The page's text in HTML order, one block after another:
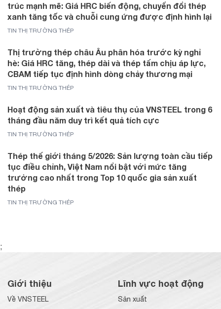
trúc mạnh mẽ: Giá HRC biến động, chuyển đổi thép
xanh tăng tốc và chuỗi cung ứng được định hình lại
TIN THỊ TRƯỜNG THÉP
Thị trường thép châu Âu phân hóa trước kỳ nghỉ
hè: Giá HRC tăng, thép dài và thép tấm chịu áp lực,
CBAM tiếp tục định hình dòng chảy thương mại
TIN THỊ TRƯỜNG THÉP
Hoạt động sản xuất và tiêu thụ của VNSTEEL trong 6
tháng đầu năm duy trì kết quả tích cực
TIN THỊ TRƯỜNG THÉP
Thép thế giới tháng 5/2026: Sản lượng toàn cầu tiếp
tục điều chỉnh, Việt Nam nổi bật với mức tăng
trưởng cao nhất trong Top 10 quốc gia sản xuất
thép
TIN THỊ TRƯỜNG THÉP
;
Giới thiệu
Về VNSTEEL
Lĩnh vực hoạt động
Sản xuất